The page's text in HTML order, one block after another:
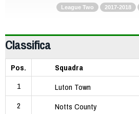
League Two 2017-2018
Classifica
Pos. Squadra
1
Luton Town
2
Notts County